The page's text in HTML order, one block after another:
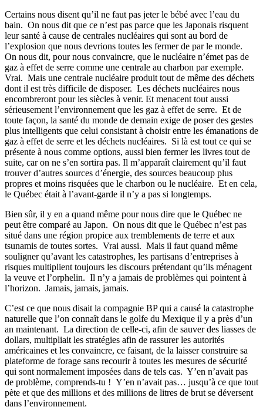
Certains nous disent qu’il ne faut pas jeter le bébé avec l’eau du
bain. On nous dit que ce n’est pas parce que les Japonais risquent
leur santé à cause de centrales nucléaires qui sont au bord de
l’explosion que nous devrions toutes les fermer de par le monde.
On nous dit, pour nous convaincre, que le nucléaire n’émet pas de
gaz à effet de serre comme une centrale au charbon par exemple.
Vrai. Mais une centrale nucléaire produit tout de même des déchets
dont il est très difficile de disposer. Les déchets nucléaires nous
encombreront pour les siècles à venir. Et menacent tout aussi
sérieusement l’environnement que les gaz à effet de serre. Et de
toute façon, la santé du monde de demain exige de poser des gestes
plus intelligents que celui consistant à choisir entre les émanations de
gaz à effet de serre et les déchets nucléaires. Si là est tout ce qui se
présente à nous comme options, aussi bien fermer les livres tout de
suite, car on ne s’en sortira pas. Il m’apparaît clairement qu’il faut
trouver d’autres sources d’énergie, des sources beaucoup plus
propres et moins risquées que le charbon ou le nucléaire. Et en cela,
le Québec était à l’avant-garde il n’y a pas si longtemps.
Bien sûr, il y en a quand même pour nous dire que le Québec ne
peut être comparé au Japon. On nous dit que le Québec n’est pas
situé dans une région propice aux tremblements de terre et aux
tsunamis de toutes sortes. Vrai aussi. Mais il faut quand même
souligner qu’avant les catastrophes, les partisans d’entreprises à
risques multiplient toujours les discours prétendant qu’ils ménagent
la veuve et l’orphelin. Il n’y a jamais de problèmes qui pointent à
l’horizon. Jamais, jamais, jamais.
C’est ce que nous disait la compagnie BP qui a causé la catastrophe
naturelle que l’on connaît dans le golfe du Mexique il y a près d’un
an maintenant. La direction de celle-ci, afin de sauver des liasses de
dollars, multipliait les stratégies afin de rassurer les autorités
américaines et les convaincre, ce faisant, de la laisser construire sa
plateforme de forage sans recourir à toutes les mesures de sécurité
qui sont normalement imposées dans de tels cas. Y’en n’avait pas
de problème, comprends-tu ! Y’en n’avait pas… jusqu’à ce que tout
pète et que des millions et des millions de litres de brut se déversent
dans l’environnement.